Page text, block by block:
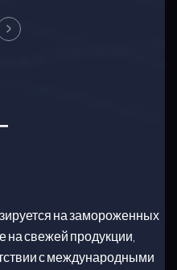
на замороженных
на свежей продукции,
с международными